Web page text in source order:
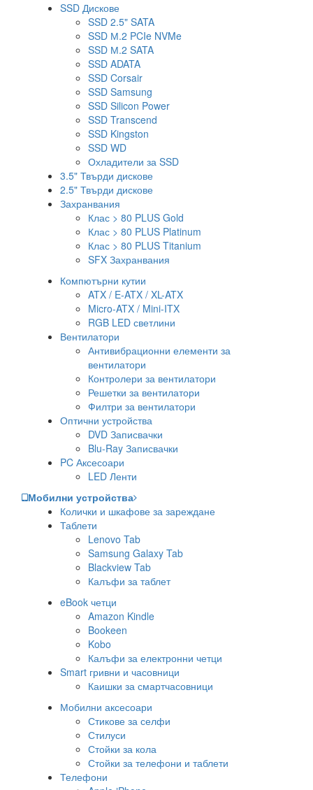
SSD Дискове
SSD 2.5" SATA
SSD М.2 PCIe NVMe
SSD М.2 SATA
SSD ADATA
SSD Corsair
SSD Samsung
SSD Silicon Power
SSD Transcend
SSD Kingston
SSD WD
Охладители за SSD
3.5" Твърди дискове
2.5" Твърди дискове
Захранвания
Клас > 80 PLUS Gold
Клас > 80 PLUS Platinum
Клас > 80 PLUS Titanium
SFX Захранвания
Компютърни кутии
ATX / E-ATX / XL-ATX
Micro-ATX / Mini-ITX
RGB LED светлини
Вентилатори
Антивибрационни елементи за
вентилатори
Контролери за вентилатори
Решетки за вентилатори
Филтри за вентилатори
Оптични устройства
DVD Записвачки
Blu-Ray Записвачки
PC Аксесоари
LED Ленти
Мобилни устройства
Колички и шкафове за зареждане
Таблети
Lenovo Tab
Samsung Galaxy Tab
Blackview Tab
Калъфи за таблет
eBook четци
Amazon Kindle
Bookeen
Kobo
Калъфи за електронни четци
Smart гривни и часовници
Каишки за смартчасовници
Мобилни аксесоари
Стикове за селфи
Стилуси
Стойки за кола
Стойки за телефони и таблети
Телефони